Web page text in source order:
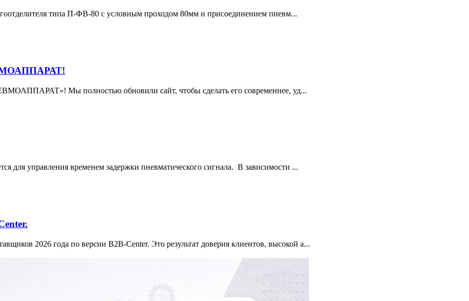
типа П-ФВ-80 с условным проходом 80мм и присоединением пневм...
Мы полностью обновили сайт, чтобы сделать его современнее, уд...
управления временем задержки пневматического сигнала. В зависимости ...
2026 года по версии B2B-Center. Это результат доверия клиентов, высокой а...